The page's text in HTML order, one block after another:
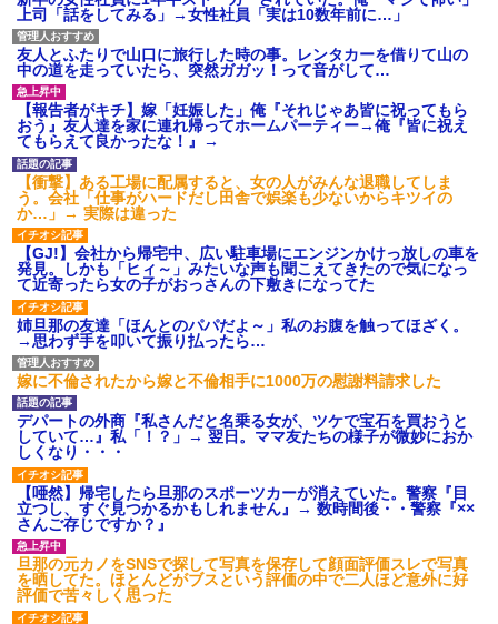
触らないでよ！」キチママ『そ
こに金庫があったから、開けて
みようとしただけ☆』義兄「泥
は出てけ！二度と来るな！」結
果・・・
私「初めて飲む味だけどなん
のお茶？」彼「ちっ！」私「」
【GIF】JSのカンチョーワロ
タ
後続車にクラクションを鳴ら
され彼氏が逆切れ。「何クラク
ション鳴らしてんだ！降りてこ
いよ！」と怒鳴りだし...
【衝撃】報酬100万円超の治験
募集がこちらｗｗｗｗｗ(※画像
あり)
【ネット騒然】惨殺されたタ
ワマン頂き女子のこの動画、す
げえええええｗｗｗｗｗｗｗｗ
ｗｗｗ
【愕然】白のクラウン俺氏、
高速道路左車線を制限速度で走
った結果wwwwwwwwwwww
百年の恋12-899 食べた量を
張り合ってくる
【悲報】佐藤輝明・・・２軍
でも盛大にやらかす←あまり悲
しませないでくれ
上司「話をしてみる」→女性社員「実は10数年前に…」
友人とふたりで山口に旅行した時の事。レンタカーを借りて山の
中の道を走っていたら、突然ガガッ！って音がして…
【報告者がキチ】嫁「妊娠した」俺『それじゃあ皆に祝ってもら
おう』友人達を家に連れ帰ってホームパーティー→俺『皆に祝え
てもらえて良かったな！』→
【衝撃】ある工場に配属すると、女の人がみんな退職してしま
う。会社「仕事がハードだし田舎で娯楽も少ないからキツイの
か…」→ 実際は違った
【GJ!】会社から帰宅中、広い駐車場にエンジンかけっ放しの車を
発見。しかも「ヒィ～」みたいな声も聞こえてきたので気になっ
て近寄ったら女の子がおっさんの下敷きになってた
姉旦那の友達「ほんとのパパだよ～」私のお腹を触ってほざく。
→思わず手を叩いて振り払ったら…
嫁に不倫されたから嫁と不倫相手に1000万の慰謝料請求した
デパートの外商『私さんだと名乗る女が、ツケで宝石を買おうと
していて…』私「！？」→ 翌日。ママ友たちの様子が微妙におか
しくなり・・・
【唖然】帰宅したら旦那のスポーツカーが消えていた。警察『目
立つし、すぐ見つかるかもしれません』→ 数時間後・・警察『××
さんご存じですか？』
旦那の元カノをSNSで探して写真を保存して顔面評価スレで写真
を晒してた。ほとんどがブスという評価の中で二人ほど意外に好
評価で苦々しく思った